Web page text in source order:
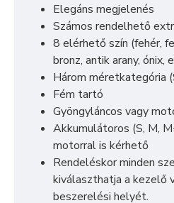
Elegáns megjelenés
Számos rendelhető
8 elérhető szín (fehér,
bronz, antik arany, ónix,
Három méretkategória
Fém tartó
Gyöngyláncos vagy
Akkumulátoros (S, M,
motorral is kérhető
Rendeléskor minden
kiválaszthatja a kezelő
beszerelési helyét.